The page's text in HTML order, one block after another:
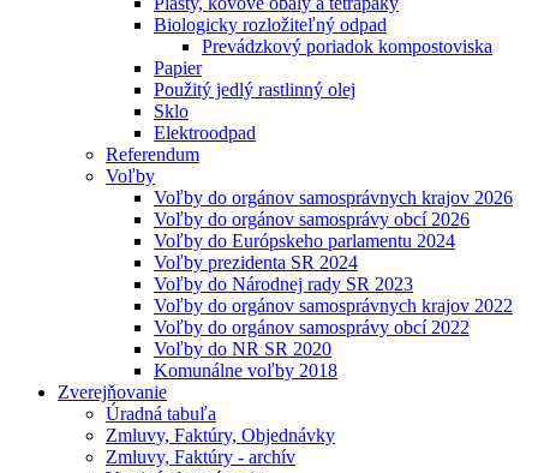
Biologicky rozložiteľný odpad
Prevádzkový poriadok kompostoviska
Papier
Použitý jedlý rastlinný olej
Sklo
Elektroodpad
Referendum
Voľby
Voľby do orgánov samosprávnych krajov 2026
Voľby do orgánov samosprávy obcí 2026
Voľby do Európskeho parlamentu 2024
Voľby prezidenta SR 2024
Voľby do Národnej rady SR 2023
Voľby do orgánov samosprávnych krajov 2022
Voľby do orgánov samosprávy obcí 2022
Voľby do NR SR 2020
Komunálne voľby 2018
Zverejňovanie
Úradná tabuľa
Zmluvy, Faktúry, Objednávky
Zmluvy, Faktúry - archív